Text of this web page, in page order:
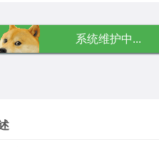
系统维护中...